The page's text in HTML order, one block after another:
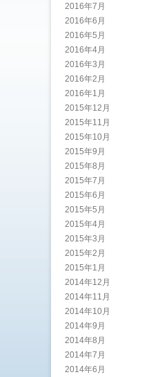
2016年7月
2016年6月
2016年5月
2016年4月
2016年3月
2016年2月
2016年1月
2015年12月
2015年11月
2015年10月
2015年9月
2015年8月
2015年7月
2015年6月
2015年5月
2015年4月
2015年3月
2015年2月
2015年1月
2014年12月
2014年11月
2014年10月
2014年9月
2014年8月
2014年7月
2014年6月